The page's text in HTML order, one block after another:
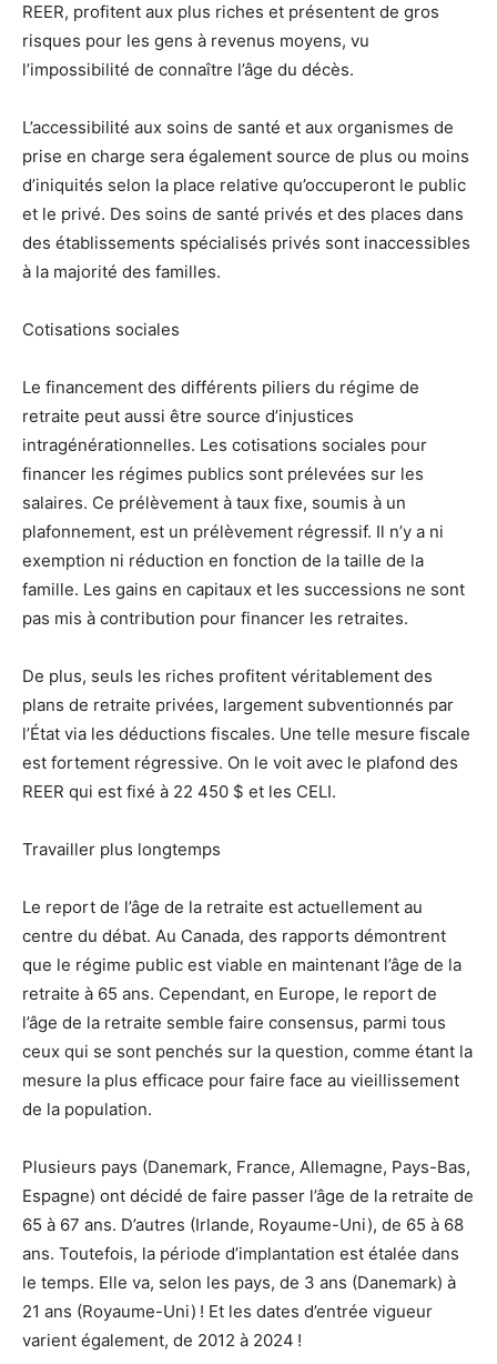
REER, profitent aux plus riches et présentent de gros
risques pour les gens à revenus moyens, vu
l’impossibilité de connaître l’âge du décès.
L’accessibilité aux soins de santé et aux organismes de
prise en charge sera également source de plus ou moins
d’iniquités selon la place relative qu’occuperont le public
et le privé. Des soins de santé privés et des places dans
des établissements spécialisés privés sont inaccessibles
à la majorité des familles.
Cotisations sociales
Le financement des différents piliers du régime de
retraite peut aussi être source d’injustices
intragénérationnelles. Les cotisations sociales pour
financer les régimes publics sont prélevées sur les
salaires. Ce prélèvement à taux fixe, soumis à un
plafonnement, est un prélèvement régressif. Il n’y a ni
exemption ni réduction en fonction de la taille de la
famille. Les gains en capitaux et les successions ne sont
pas mis à contribution pour financer les retraites.
De plus, seuls les riches profitent véritablement des
plans de retraite privées, largement subventionnés par
l’État via les déductions fiscales. Une telle mesure fiscale
est fortement régressive. On le voit avec le plafond des
REER qui est fixé à 22 450 $ et les CELI.
Travailler plus longtemps
Le report de l’âge de la retraite est actuellement au
centre du débat. Au Canada, des rapports démontrent
que le régime public est viable en maintenant l’âge de la
retraite à 65 ans. Cependant, en Europe, le report de
l’âge de la retraite semble faire consensus, parmi tous
ceux qui se sont penchés sur la question, comme étant la
mesure la plus efficace pour faire face au vieillissement
de la population.
Plusieurs pays (Danemark, France, Allemagne, Pays-Bas,
Espagne) ont décidé de faire passer l’âge de la retraite de
65 à 67 ans. D’autres (Irlande, Royaume-Uni), de 65 à 68
ans. Toutefois, la période d’implantation est étalée dans
le temps. Elle va, selon les pays, de 3 ans (Danemark) à
21 ans (Royaume-Uni) ! Et les dates d’entrée vigueur
varient également, de 2012 à 2024 !